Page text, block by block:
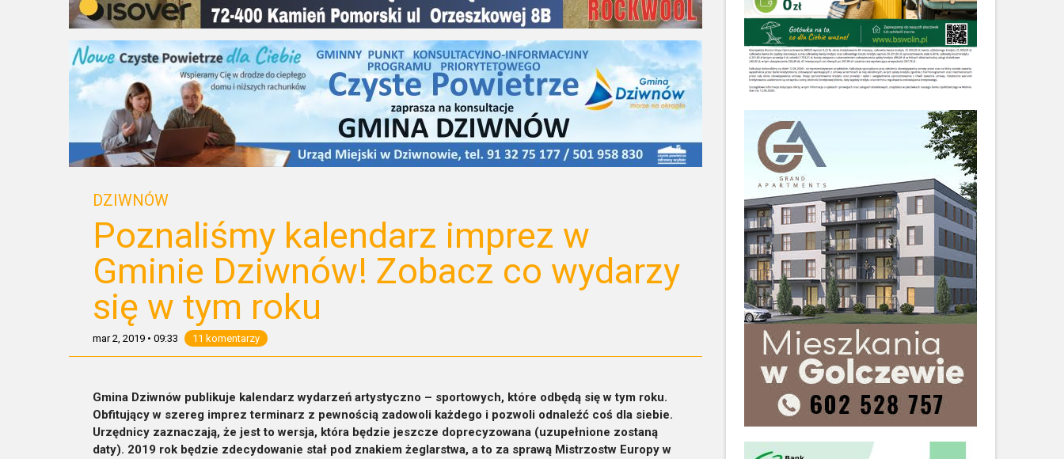
DZIWNÓW
Poznaliśmy kalendarz imprez w
Gminie Dziwnów! Zobacz co wydarzy
się w tym roku
mar 2, 2019 • 09:33 11 komentarzy
Gmina Dziwnów publikuje kalendarz wydarzeń artystyczno – sportowych, które odbędą się w tym roku.
Obfitujący w szereg imprez terminarz z pewnością zadowoli każdego i pozwoli odnaleźć coś dla siebie.
Urzędnicy zaznaczają, że jest to wersja, która będzie jeszcze doprecyzowana (uzupełnione zostaną
daty). 2019 rok będzie zdecydowanie stał pod znakiem żeglarstwa, a to za sprawą Mistrzostw Europy w